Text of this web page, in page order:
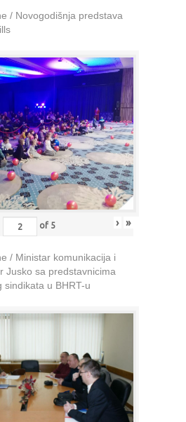
/ Novogodišnja predstava
of 5 › »
/ Ministar komunikacija i
Jusko sa predstavnicima
sindikata u BHRT-u